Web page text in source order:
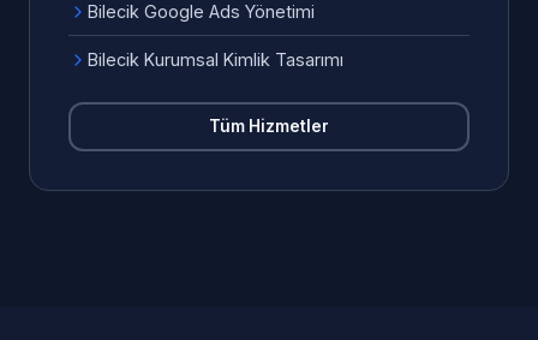
Bilecik Google Ads Yönetimi
Bilecik Kurumsal Kimlik Tasarımı
Tüm Hizmetler